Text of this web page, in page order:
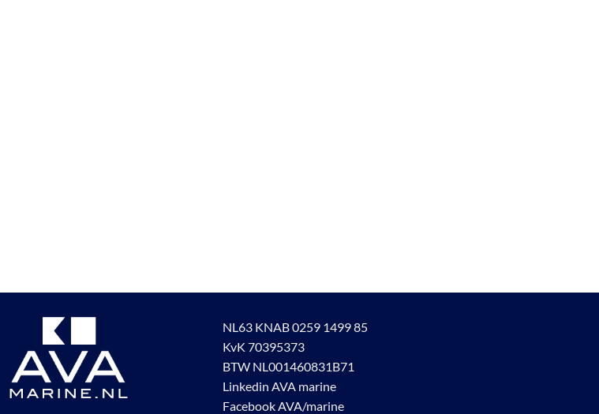
NL63 KNAB 0259 1499 85
KvK 70395373
BTW NL001460831B71
Linkedin AVA marine
Facebook AVA/marine